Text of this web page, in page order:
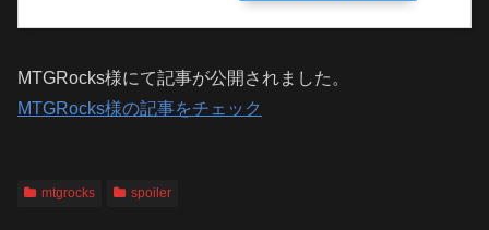
MTGRocks様にて記事が公開されました。
MTGRocks様の記事をチェック
mtgrocks spoiler